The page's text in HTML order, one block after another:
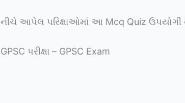
નીચે આપેલ પરિક્ષાઓમાં આ Mcq Quiz
GPSC પરીક્ષા – GPSC Exam